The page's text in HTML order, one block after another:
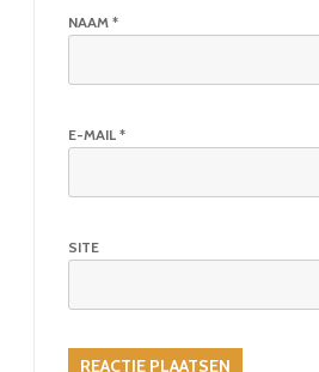
NAAM *
E-MAIL *
SITE